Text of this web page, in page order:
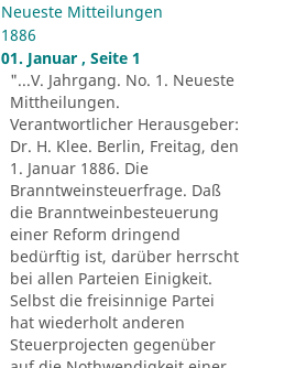
Neueste Mitteilungen
1886
01. Januar , Seite 1
"...V. Jahrgang. No. 1. Neueste
Mittheilungen.
Verantwortlicher Herausgeber:
Dr. H. Klee. Berlin, Freitag, den
1. Januar 1886. Die
Branntweinsteuerfrage. Daß
die Branntweinbesteuerung
einer Reform dringend
bedürftig ist, darüber herrscht
bei allen Parteien Einigkeit.
Selbst die freisinnige Partei
hat wiederholt anderen
Steuerprojecten gegenüber